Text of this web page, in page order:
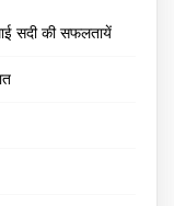
सदी की सफलतायें